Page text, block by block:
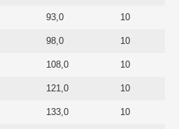
93,0 10
98,0 10
108,0 10
121,0 10
133,0 10